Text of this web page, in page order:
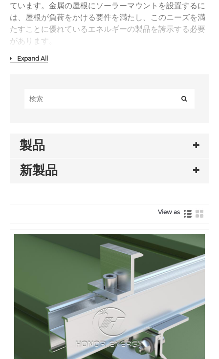
ています。金属の屋根にソーラーマウントを設置するに
は、屋根が負荷をかける要件を満たし、このニーズを満
たすことに優れているエネルギーの製品を誇示する必要
があります。
Honor Energyは、アルミニウムの金属ソーラールーフ
マウントを生産しています。同社は高品質のアルミニウ
ム合金の使用に優れており、そのコアの利点は軽量で腐
食耐性の両方です。材料の特性により、金属屋根に設置
すると、時間と労力を節約し、操作が簡単です。他の材
料溶液が必要な場合、同じブランドの炭素鋼の金属ソー
ラー屋根の取り付け（高負荷を含む容量）も信頼でき、
Expand All
製品
新製品
View as